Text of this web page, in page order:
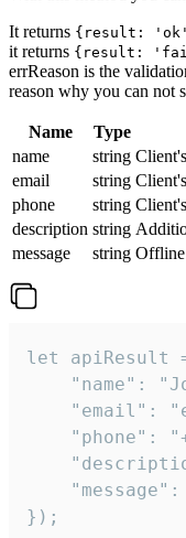
It returns {result:
it returns {result:
errReason is the
reason why you can not
Name Type
name
string
email
string
phone
string
description string
message
string Offline
let apiResult
"name":
"email":
"phone":
"message":
});